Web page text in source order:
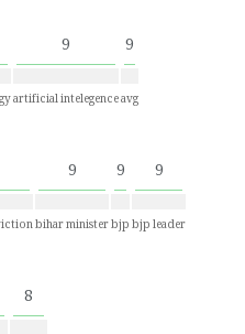
9
artificial intelegence
9
avg
9
bihar minister
9
bjp
9
bjp leader
8